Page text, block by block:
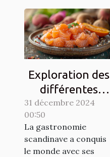
Exploration des
différentes
techniques de
gravlax avec
légumes racines
31 décembre 2024
00:50
La gastronomie
scandinave a conquis
le monde avec ses